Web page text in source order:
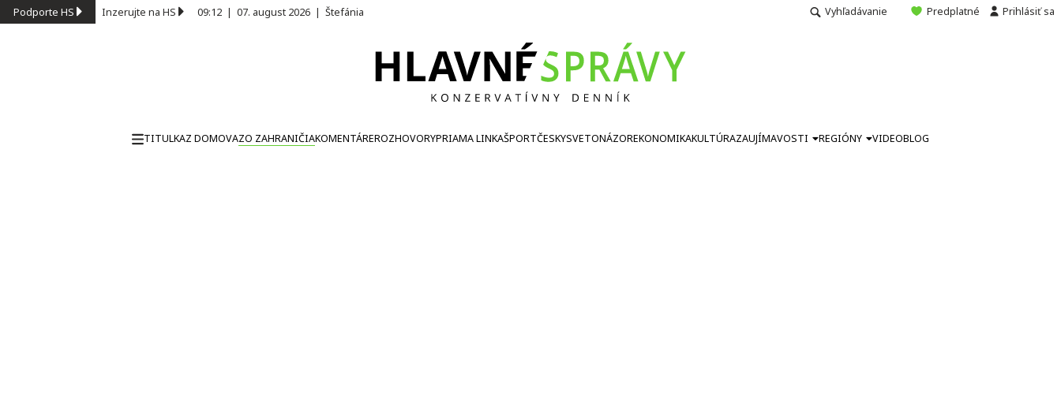
Podporte HS Inzerujte na HS 09:12 | 07. august 2026 | Štefánia Vyhľadávanie Predplatné Prihlásiť sa
TITULKAZ DOMOVAZO ZAHRANIČIAKOMENTÁREROZHOVORYPRIAMA LINKAŠPORTČESKYSVETONÁZOREKONOMIKAKULTÚRAZAUJÍMAVOSTI REGIÓNY VIDEOBLOG